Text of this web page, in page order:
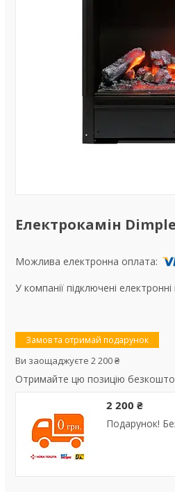
Електрокамін
У компанії підключені
Замов та отримай подарунок
Ви заощаджуєте 2 200 ₴
Отримайте цю позицію
2 200 ₴
Подарунок!